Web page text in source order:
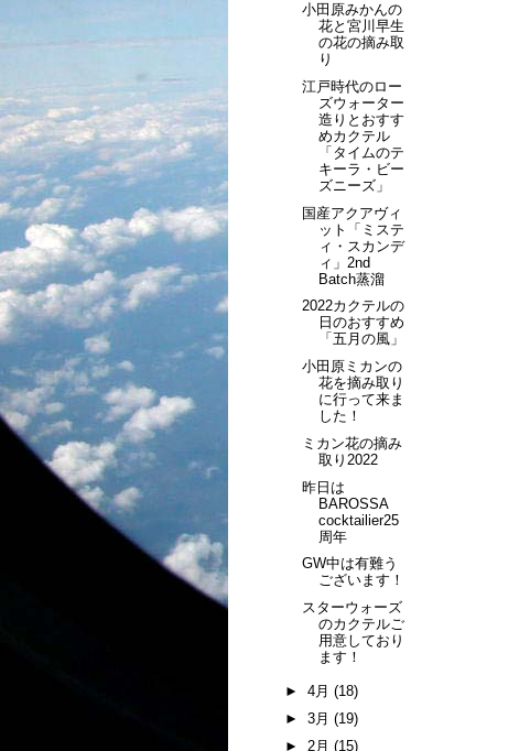
小田原みかんの
花と宮川早生
の花の摘み取
り
江戸時代のロー
ズウォーター
造りとおすす
めカクテル
「タイムのテ
キーラ・ビー
ズニーズ」
国産アクアヴィ
ット「ミステ
ィ・スカンデ
ィ」2nd
Batch蒸溜
2022カクテルの
日のおすすめ
「五月の風」
小田原ミカンの
花を摘み取り
に行って来ま
した！
ミカン花の摘み
取り2022
昨日は
BAROSSA
cocktailier25
周年
GW中は有難う
ございます！
スターウォーズ
のカクテルご
用意しており
ます！
► 4月 (18)
► 3月 (19)
► 2月 (15)